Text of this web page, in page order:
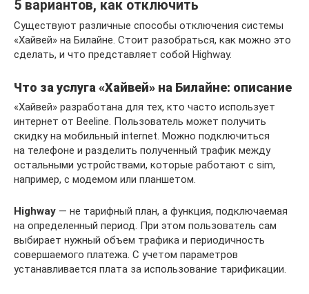
5 вариантов, как отключить
Существуют различные способы отключения системы
«Хайвей» на Билайне. Стоит разобраться, как можно это
сделать, и что представляет собой Highway.
Что за услуга «Хайвей» на Билайне: описание
«Хайвей» разработана для тех, кто часто использует
интернет от Beeline. Пользователь может получить
скидку на мобильный internet. Можно подключиться
на телефоне и разделить полученный трафик между
остальными устройствами, которые работают с sim,
например, с модемом или планшетом.
Highway — не тарифный план, а функция, подключаемая
на определенный период. При этом пользователь сам
выбирает нужный объем трафика и периодичность
совершаемого платежа. С учетом параметров
устанавливается плата за использование тарификации.